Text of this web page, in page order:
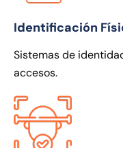
Identificación
Sistemas de
accesos.